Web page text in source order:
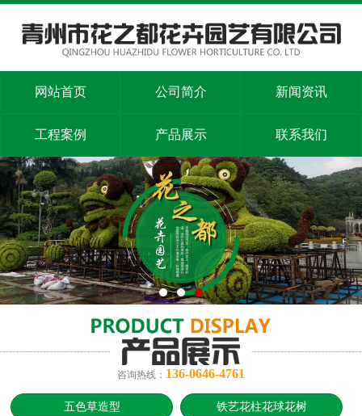
网站首页 公司简介 新闻资讯
工程案例 产品展示 联系我们
咨询热线： 136-0646-4761
五色草造型 铁艺花柱花球花树